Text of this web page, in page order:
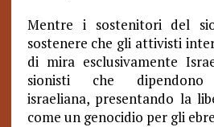
Mentre i sostenitori del
sostenere che gli attivisti
di mira esclusivamente
sionisti che dipendono
israeliana, presentando la
come un genocidio per gli